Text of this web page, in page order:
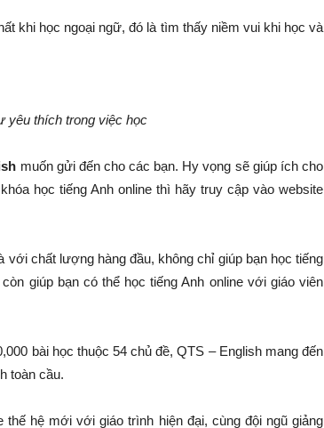
khi học ngoại ngữ, đó là tìm thấy niềm vui khi học và
yêu thích trong việc học
muốn gửi đến cho các bạn. Hy vọng sẽ giúp ích cho
học tiếng Anh online thì hãy truy cập vào website
với chất lượng hàng đầu, không chỉ giúp bạn học tiếng
giúp bạn có thể học tiếng Anh online với giáo viên
bài học thuộc 54 chủ đề, QTS – English mang đến
toàn cầu.
thế hệ mới với giáo trình hiện đại, cùng đội ngũ giảng